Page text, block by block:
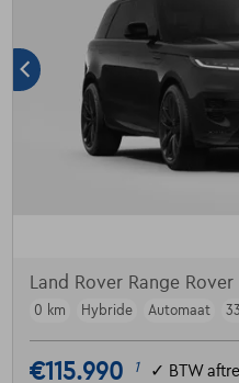
Land Rover Range
0 km
Hybride Automaat
€115.990 1 ✓ BTW